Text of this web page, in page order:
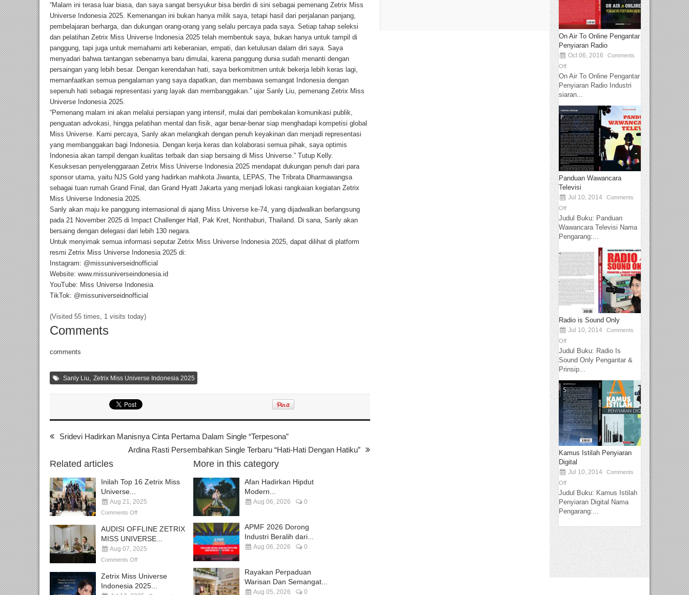
“Malam ini terasa luar biasa, dan saya sangat bersyukur bisa berdiri di sini sebagai pemenang Zetrix Miss
Universe Indonesia 2025. Kemenangan ini bukan hanya milik saya, tetapi hasil dari perjalanan panjang,
pembelajaran berharga, dan dukungan orang-orang yang selalu percaya pada saya. Setiap tahap seleksi
dan pelatihan Zetrix Miss Universe Indonesia 2025 telah membentuk saya, bukan hanya untuk tampil di
panggung, tapi juga untuk memahami arti keberanian, empati, dan ketulusan dalam diri saya. Saya
menyadari bahwa tantangan sebenarnya baru dimulai, karena panggung dunia sudah menanti dengan
persaingan yang lebih besar. Dengan kerendahan hati, saya berkomitmen untuk bekerja lebih keras lagi,
memanfaatkan semua pengalaman yang saya dapatkan, dan membawa semangat Indonesia dengan
sepenuh hati sebagai representasi yang layak dan membanggakan.” ujar Sanly Liu, pemenang Zetrix Miss
Universe Indonesia 2025.
“Pemenang malam ini akan melalui persiapan yang intensif, mulai dari pembekalan komunikasi publik,
penguatan advokasi, hingga pelatihan mental dan fisik, agar benar-benar siap menghadapi kompetisi global
Miss Universe. Kami percaya, Sanly akan melangkah dengan penuh keyakinan dan menjadi representasi
yang membanggakan bagi Indonesia. Dengan kerja keras dan kolaborasi semua pihak, saya optimis
Indonesia akan tampil dengan kualitas terbaik dan siap bersaing di Miss Universe.” Tutup Kelly.
Kesuksesan penyelenggaraan Zetrix Miss Universe Indonesia 2025 mendapat dukungan penuh dari para
sponsor utama, yaitu NJS Gold yang hadirkan mahkota Jiwanta, LEPAS, The Tribrata Dharmawangsa
sebagai tuan rumah Grand Final, dan Grand Hyatt Jakarta yang menjadi lokasi rangkaian kegiatan Zetrix
Miss Universe Indonesia 2025.
Sanly akan maju ke panggung internasional di ajang Miss Universe ke-74, yang dijadwalkan berlangsung
pada 21 November 2025 di Impact Challenger Hall, Pak Kret, Nonthaburi, Thailand. Di sana, Sanly akan
bersaing dengan delegasi dari lebih 130 negara.
Untuk menyimak semua informasi seputar Zetrix Miss Universe Indonesia 2025, dapat dilihat di platform
resmi Zetrix Miss Universe Indonesia 2025 di:
Instagram: @missuniverseidnofficial
Website: www.missuniverseindonesia.id
YouTube: Miss Universe Indonesia
TikTok: @missuniverseidnofficial
(Visited 55 times, 1 visits today)
Comments
comments
Sanly Liu, Zetrix Miss Universe Indonesia 2025
Sridevi Hadirkan Manisnya Cinta Pertama Dalam Single “Terpesona”
Ardina Rasti Persembahkan Single Terbaru “Hati-Hati Dengan Hatiku”
Related articles
Inilah Top 16 Zetrix Miss
Universe...
Aug 21, 2025
Comments Off
AUDISI OFFLINE ZETRIX
MISS UNIVERSE...
Aug 07, 2025
Comments Off
Zetrix Miss Universe
Indonesia 2025...
More in this category
Afan Hadirkan Hipdut
Modern...
Aug 06, 2026 0
APMF 2026 Dorong
Industri Beralih dari...
Aug 06, 2026 0
Rayakan Perpaduan
Warisan Dan Semangat...
Aug 05, 2026 0
On Air To Online Pengantar
Penyiaran Radio
Oct 06, 2016
Comments
Off
On Air To Online Pengantar
Penyiaran Radio Industri
siaran...
Panduan Wawancara
Televisi
Jul 10, 2014
Comments
Off
Judul Buku: Panduan
Wawancara Televisi Nama
Pengarang:...
Radio is Sound Only
Jul 10, 2014
Comments
Off
Judul Buku: Radio Is
Sound Only Pengantar &
Prinsip...
Kamus Istilah Penyiaran
Digital
Jul 10, 2014
Comments
Off
Judul Buku: Kamus Istilah
Penyiaran Digital Nama
Pengarang:...